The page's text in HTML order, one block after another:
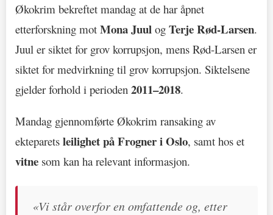
Økokrim bekreftet mandag at de har åpnet
etterforskning mot Mona Juul og Terje Rød-Larsen.
Juul er siktet for grov korrupsjon, mens Rød-Larsen er
siktet for medvirkning til grov korrupsjon. Siktelsene
gjelder forhold i perioden 2011–2018.
Mandag gjennomførte Økokrim ransaking av
ekteparets leilighet på Frogner i Oslo, samt hos et
vitne som kan ha relevant informasjon.
«Vi står overfor en omfattende og, etter